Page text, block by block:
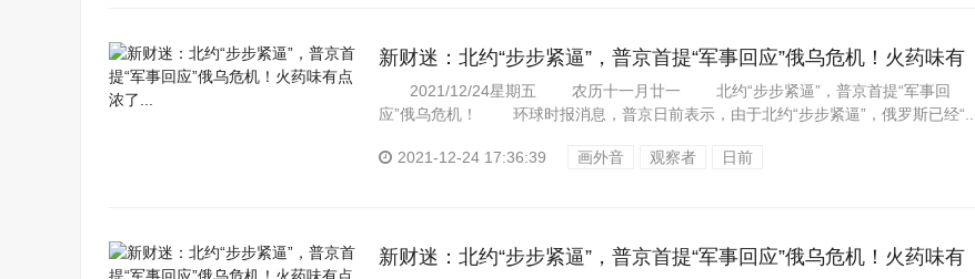
新财迷：北约“步步紧逼”，普京首提“军事回应”俄乌危机！火药味有
点浓了...
2021/12/24星期五 农历十一月廿一 北约“步步紧逼”，普京首提“军事回
应”俄乌危机！ 环球时报消息，普京日前表示，由于北约“步步紧逼”，俄罗斯已经“...
2021-12-24 17:36:39 画外音 观察者 日前
新财迷：北约“步步紧逼”，普京首提“军事回应”俄乌危机！火药味有